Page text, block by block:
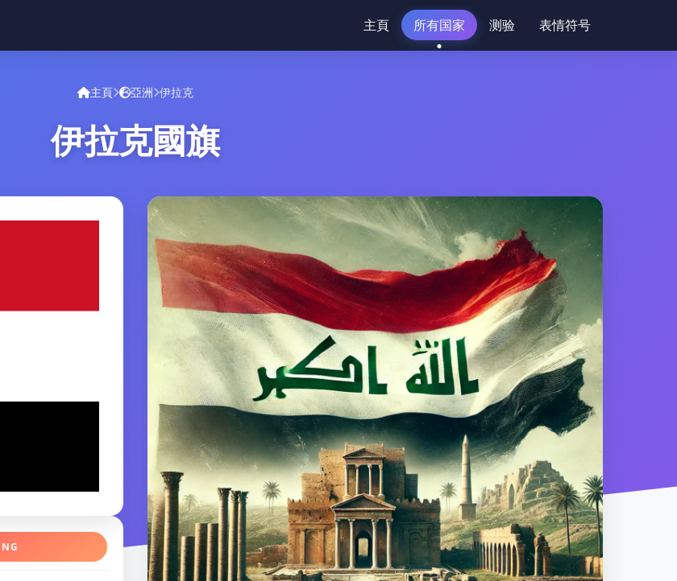
主頁 所有国家 测验 表情符号
主頁 亞洲 伊拉克
伊拉克國旗